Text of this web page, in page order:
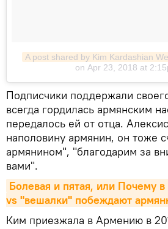
A post shared by Kim Kardashian
on Apr 23, 2018 at
Подписчики поддержали
всегда гордилась армянским
передалось ей от отца.
наполовину армянин, он тоже
армянином", "благодарим за
вами".
Болевая и пятая, или Почему
vs "вешалки" побеждают
Ким приезжала в Армению в